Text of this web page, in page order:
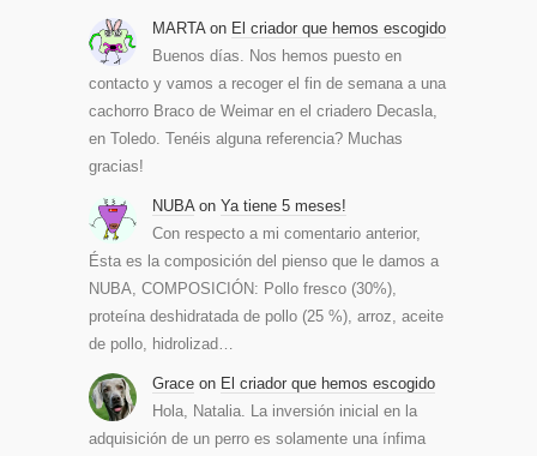
MARTA on El criador que hemos escogido
Buenos días. Nos hemos puesto en
contacto y vamos a recoger el fin de semana a una
cachorro Braco de Weimar en el criadero Decasla,
en Toledo. Tenéis alguna referencia? Muchas
gracias!
NUBA on Ya tiene 5 meses!
Con respecto a mi comentario anterior,
Ésta es la composición del pienso que le damos a
NUBA, COMPOSICIÓN: Pollo fresco (30%),
proteína deshidratada de pollo (25 %), arroz, aceite
de pollo, hidrolizad…
Grace on El criador que hemos escogido
Hola, Natalia. La inversión inicial en la
adquisición de un perro es solamente una ínfima